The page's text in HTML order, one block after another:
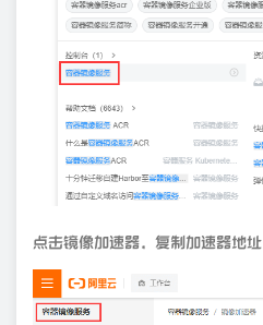
点击镜像加速器，复制加速器地址